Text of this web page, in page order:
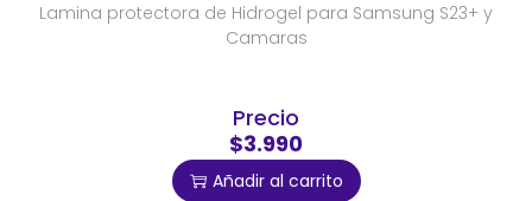
Lamina protectora de Hidrogel para Samsung S23+ y
Camaras
Precio
$3.990
Añadir al carrito